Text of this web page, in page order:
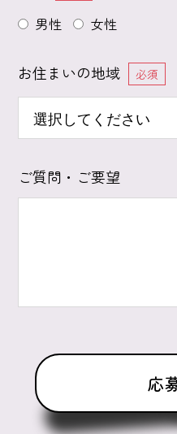
男性 女性
お住まいの地域 必須
ご質問・ご要望